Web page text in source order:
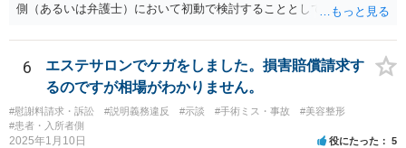
側（あるいは弁護士）において初動で検討することとしては、クリニ
医師意見聴取などが考えられるかと思います。それらを踏まえてクリ
ニック側の過失を肯定できそうであれば、クリニックに対して具体的
に損害賠償請求をしていくことになります。
6
エステサロンでケガをしました。損害賠償請求す
るのですが相場がわかりません。
#慰謝料請求・訴訟 #説明義務違反 #示談 #手術ミス・事故
#美容整形
#患者・入所者側
2025年1月10日 役にたった 5